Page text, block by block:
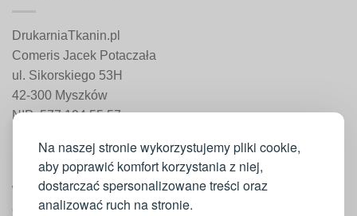
Na naszej stronie wykorzystujemy pliki cookie,
aby poprawić komfort korzystania z niej,
dostarczać spersonalizowane treści oraz
analizować ruch na stronie.
DrukarniaTkanin.pl
Comeris Jacek Potaczała
ul. Sikorskiego 53H
42-300 Myszków
NIP: 577 194 55 57
WAŻNE INFORMACJE